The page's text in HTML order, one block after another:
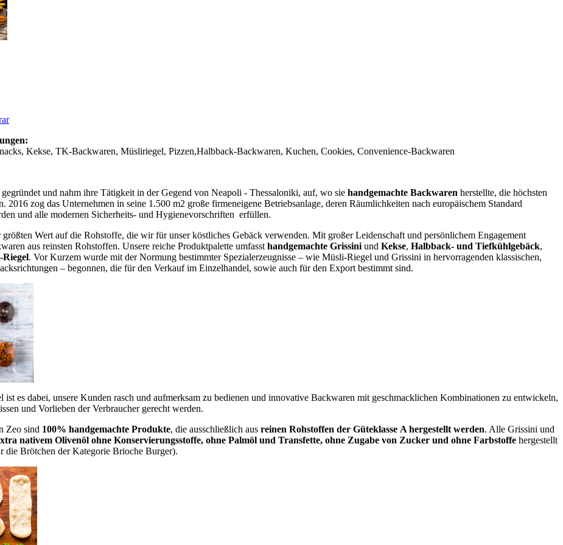
Kekse, TK-Backwaren, Müsliriegel, Pizzen,Halbback-Backwaren, Kuchen, Cookies, Convenience-Backwaren
und nahm ihre Tätigkeit in der Gegend von Neapoli - Thessaloniki, auf, wo sie handgemachte Backwaren herstellte, die höchsten
2016 zog das Unternehmen in seine 1.500 m2 große firmeneigene Betriebsanlage, deren Räumlichkeiten nach europäischem Standard
und alle modernen Sicherheits- und Hygienevorschriften erfüllen.
Wert auf die Rohstoffe, die wir für unser köstliches Gebäck verwenden. Mit großer Leidenschaft und persönlichem Engagement
aus reinsten Rohstoffen. Unsere reiche Produktpalette umfasst handgemachte Grissini und Kekse, Halbback- und Tiefkühlgebäck,
. Vor Kurzem wurde mit der Normung bestimmter Spezialerzeugnisse – wie Müsli-Riegel und Grissini in hervorragenden klassischen,
– begonnen, die für den Verkauf im Einzelhandel, sowie auch für den Export bestimmt sind.
ist es dabei, unsere Kunden rasch und aufmerksam zu bedienen und innovative Backwaren mit geschmacklichen Kombinationen zu entwickeln,
und Vorlieben der Verbraucher gerecht werden.
Zeo sind 100% handgemachte Produkte, die ausschließlich aus reinen Rohstoffen der Güteklasse Α hergestellt werden. Alle Grissini und
nativem Olivenöl ohne Konservierungsstoffe, ohne Palmöl und Transfette, ohne Zugabe von Zucker und ohne Farbstoffe hergestellt
die Brötchen der Kategorie Brioche Burger).